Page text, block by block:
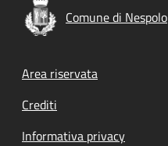
Comune di Nespolo
Footer menu
Area riservata
Crediti
Informativa privacy